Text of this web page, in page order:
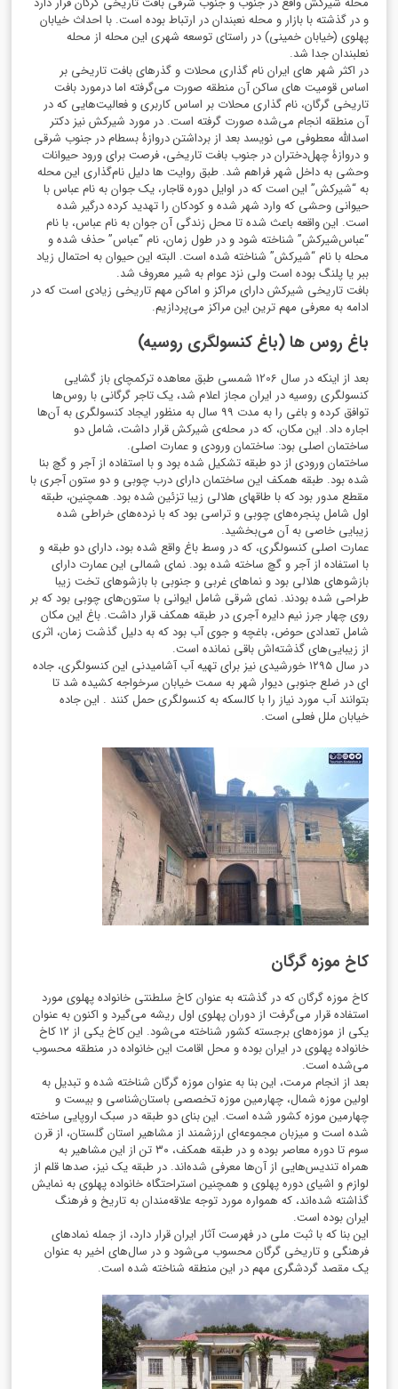
و در گذشته با بازار و محله نعبندان در ارتباط بوده است. با احداث خیابان
پهلوی (خیابان خمینی) در راستای توسعه شهری این محله از محله
نعلبندان جدا شد.
در اکثر شهر های ایران نام گذاری محلات و گذرهای بافت تاریخی بر
اساس قومیت های ساکن آن منطقه صورت می‌گرفته اما درمورد بافت
تاریخی گرگان، نام گذاری محلات بر اساس کاربری و فعالیت‌هایی که در
آن منطقه انجام می‌شده صورت گرفته است. در مورد شیرکش نیز دکتر
اسدالله معطوفی می نویسد بعد از برداشتن دروازۀ بسطام در جنوب شرقی
و دروازۀ چهل‌دختران در جنوب بافت تاریخی، فرصت برای ورود حیوانات
وحشی به داخل شهر فراهم شد. طبق روایت ها دلیل نام‌گذاری این محله
به “شیرکش” این است که در اوایل دوره قاجار، یک جوان به نام عباس با
حیوانی وحشی که وارد شهر شده و کودکان را تهدید کرده درگیر شده
است. این واقعه باعث شده تا محل زندگی آن جوان به نام عباس، با نام
“عباس‌شیرکش” شناخته شود و در طول زمان، نام “عباس” حذف شده و
محله با نام “شیرکش” شناخته شده است. البته این حیوان به احتمال زیاد
ببر یا پلنگ بوده است ولی نزد عوام به شیر معروف شد.
بافت تاریخی شیرکش دارای مراکز و اماکن مهم تاریخی زیادی است که در
ادامه به معرفی مهم ترین این مراکز می‌پردازیم.
باغ روس ها (باغ کنسولگری روسیه)
بعد از اینکه در سال 1206 شمسی طبق معاهده ترکمچای باز گشایی
کنسولگری روسیه در ایران مجاز اعلام شد، یک تاجر گرگانی با روس‌ها
توافق کرده و باغی را به مدت ۹۹ سال به منظور ایجاد کنسولگری به آن‌ها
اجاره داد. این مکان، که در محله‌ی شیرکش قرار داشت، شامل دو
ساختمان اصلی بود: ساختمان ورودی و عمارت اصلی.
ساختمان ورودی از دو طبقه تشکیل شده بود و با استفاده از آجر و گچ بنا
شده بود. طبقه همکف این ساختمان دارای درب چوبی و دو ستون آجری با
مقطع مدور بود که با طاقهای هلالی زیبا تزئین شده بود. همچنین، طبقه
اول شامل پنجره‌های چوبی و تراسی بود که با نرده‌های خراطی شده
زیبایی خاصی به آن می‌بخشید.
عمارت اصلی کنسولگری، که در وسط باغ واقع شده بود، دارای دو طبقه و
با استفاده از آجر و گچ ساخته شده بود. نمای شمالی این عمارت دارای
بازشوهای هلالی بود و نماهای غربی و جنوبی با بازشوهای تخت زیبا
طراحی شده بودند. نمای شرقی شامل ایوانی با ستون‌های چوبی بود که بر
روی چهار جرز نیم دایره آجری در طبقه همکف قرار داشت. باغ این مکان
شامل تعدادی حوض، باغچه و جوی آب بود که به دلیل گذشت زمان، اثری
از زیبایی‌های گذشته‌اش باقی نمانده است.
در سال۱۲۹۵خورشیدی نیز برای تهیه آب آشامیدنی این کنسولگری، جاده
ای در ضلع جنوبی دیوار شهر به سمت خیابان سرخواجه کشیده شد تا
بتوانند آب مورد نیاز را با کالسکه به کنسولگری حمل کنند . این جاده
خیابان ملل فعلی است.
کاخ موزه گرگان
کاخ موزه گرگان که در گذشته به عنوان کاخ سلطنتی خانواده پهلوی مورد
استفاده قرار می‌گرفت از دوران پهلوی اول ریشه می‌گیرد و اکنون به عنوان
یکی از موزه‌های برجسته کشور شناخته می‌شود. این کاخ یکی از ۱۲کاخ
خانواده پهلوی در ایران بوده و محل اقامت این خانواده در منطقه محسوب
می‌شده است.
بعد از انجام مرمت، این بنا به عنوان موزه گرگان شناخته شده و تبدیل به
اولین موزه شمال، چهارمین موزه تخصصی باستان‌شناسی و بیست و
چهارمین موزه کشور شده است. این بنای دو طبقهدر سبک اروپایی ساخته
شده است و میزبان مجموعه‌ای ارزشمند از مشاهیر استان گلستان، از قرن
سوم تا دوره معاصر بوده و در طبقه همکف، ۳۰تن از این مشاهیر به
همراه تندیس‌هایی از آن‌ها معرفی شده‌اند. در طبقه یک نیز، صدها قلم از
لوازم و اشیای دوره پهلوی و همچنین استراحتگاه خانواده پهلوی به نمایش
گذاشته شده‌اند، که همواره مورد توجه علاقه‌مندان به تاریخ و فرهنگ
ایران بوده است.
این بنا که با ثبت ملی در فهرست آثار ایران قرار دارد، از جمله نمادهای
فرهنگی و تاریخی گرگان محسوب می‌شود و در سال‌های اخیر به عنوان
یک مقصد گردشگری مهم در این منطقه شناخته شده است.